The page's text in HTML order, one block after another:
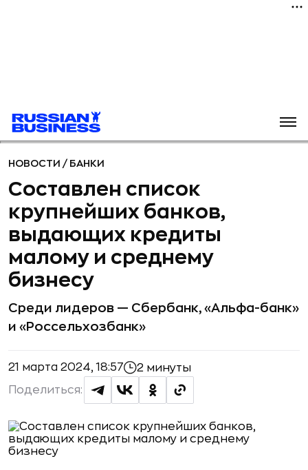
НОВОСТИ / БАНКИ
Составлен список
крупнейших банков,
выдающих кредиты
малому и среднему
бизнесу
Среди лидеров — Сбербанк, «Альфа-банк»
и «Россельхозбанк»
21 марта 2024, 18:57 2 минуты
Поделиться: